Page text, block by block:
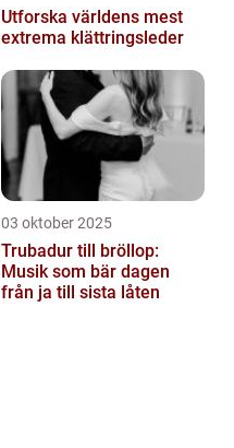
Utforska världens mest
extrema klättringsleder
03 oktober 2025
Trubadur till bröllop:
Musik som bär dagen
från ja till sista låten